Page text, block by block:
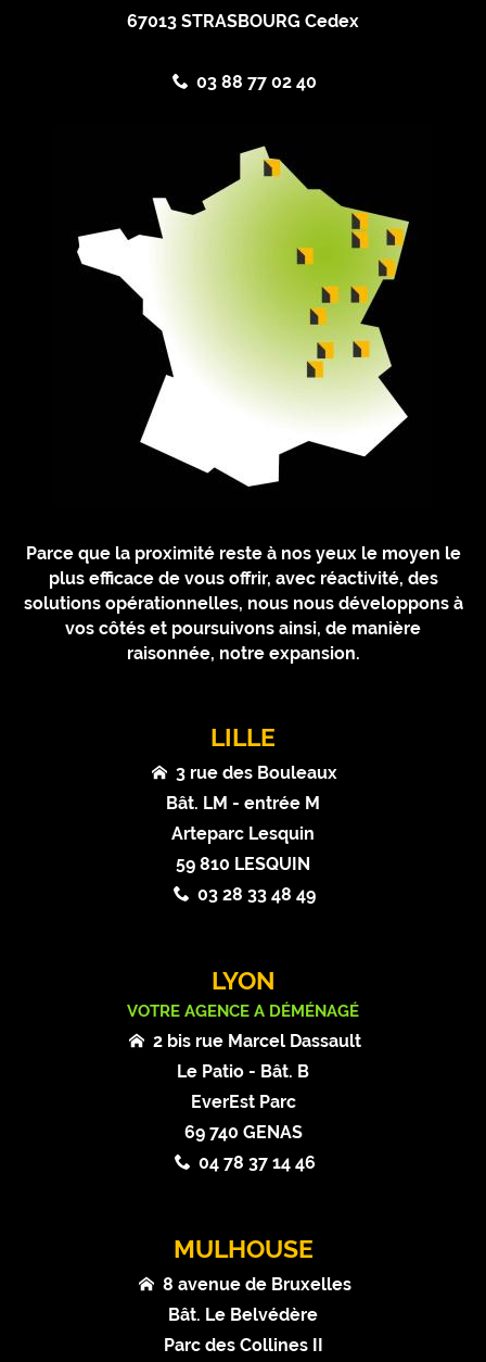
67013 STRASBOURG Cedex
03 88 77 02 40
Parce que la proximité reste à nos yeux le moyen le
plus efficace de vous offrir, avec réactivité, des
solutions opérationnelles, nous nous développons à
vos côtés et poursuivons ainsi, de manière
raisonnée, notre expansion.
LILLE
3 rue des Bouleaux
Bât. LM - entrée M
Arteparc Lesquin
59 810 LESQUIN
03 28 33 48 49
LYON
VOTRE AGENCE A DÉMÉNAGÉ
2 bis rue Marcel Dassault
Le Patio - Bât. B
EverEst Parc
69 740 GENAS
04 78 37 14 46
MULHOUSE
8 avenue de Bruxelles
Bât. Le Belvédère
Parc des Collines II